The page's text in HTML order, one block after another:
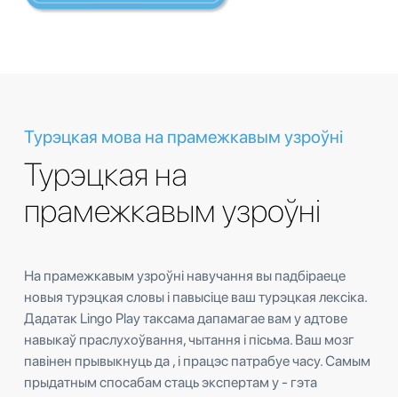
Турэцкая мова на прамежкавым узроўні
Турэцкая на
прамежкавым узроўні
На прамежкавым узроўні навучання вы падбіраеце
новыя турэцкая словы і павысіце ваш турэцкая лексіка.
Дадатак Lingo Play таксама дапамагае вам у адтове
навыкаў праслухоўвання, чытання і пісьма. Ваш мозг
павінен прывыкнуць да , і працэс патрабуе часу. Самым
прыдатным спосабам стаць экспертам у - гэта